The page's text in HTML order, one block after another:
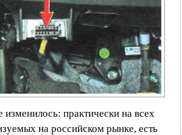
практически на всех
на российском рынке, есть